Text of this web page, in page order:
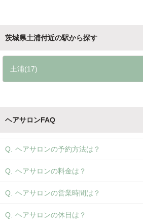
茨城県土浦付近の駅から探す
土浦(17)
ヘアサロンFAQ
ヘアサロンの予約方法は？
ヘアサロンの料金は？
ヘアサロンの営業時間は？
ヘアサロンの休日は？